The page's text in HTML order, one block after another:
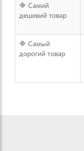
🔷 Самий
дешевий товар
🔷 Самый
дорогий товар